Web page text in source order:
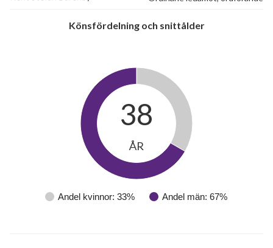
Könsfördelning och snittålder
Andel kvinnor: 33% Andel män: 67%
38
ÅR